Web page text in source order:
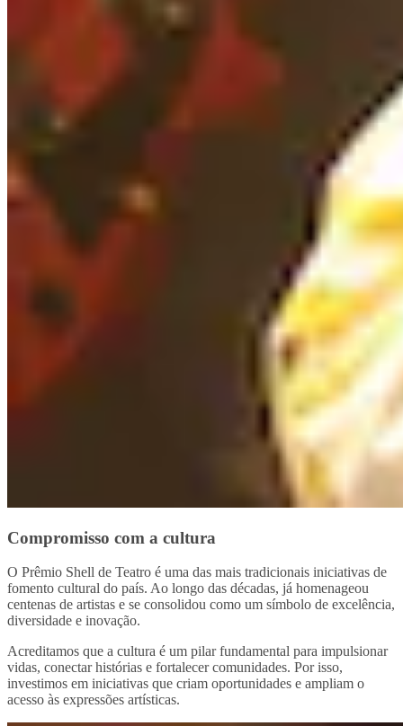
Compromisso com a cultura
O Prêmio Shell de Teatro é uma das mais tradicionais iniciativas de
fomento cultural do país. Ao longo das décadas, já homenageou
centenas de artistas e se consolidou como um símbolo de excelência,
diversidade e inovação.
Acreditamos que a cultura é um pilar fundamental para impulsionar
vidas, conectar histórias e fortalecer comunidades. Por isso,
investimos em iniciativas que criam oportunidades e ampliam o
acesso às expressões artísticas.